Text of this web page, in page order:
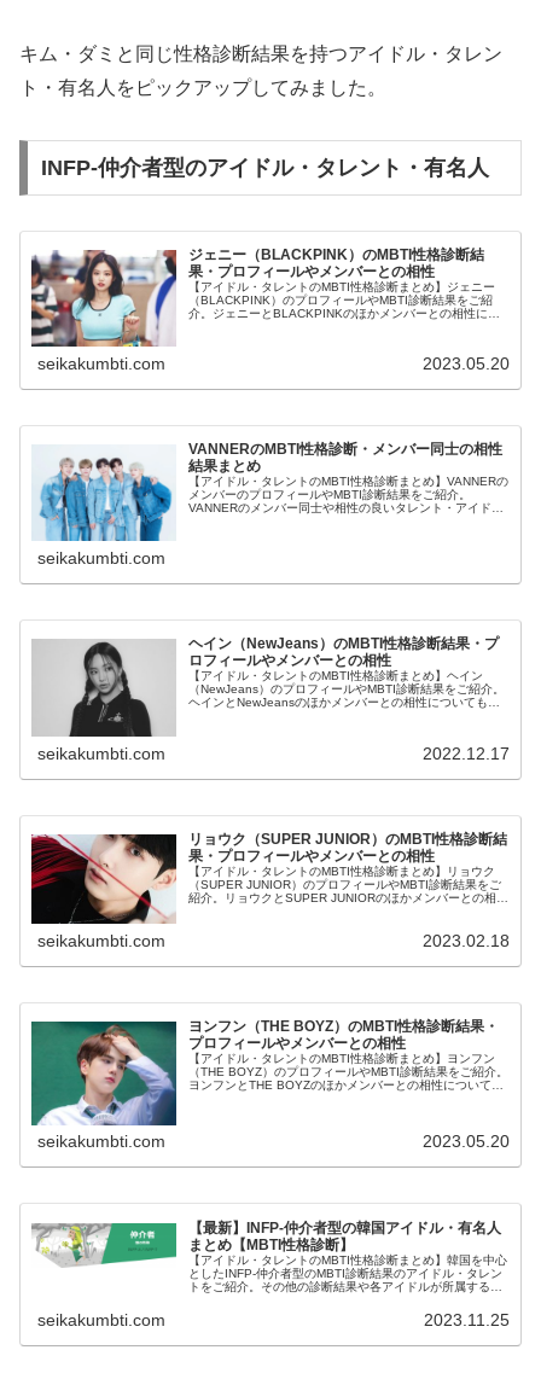
キム・ダミと同じ性格診断結果を持つアイドル・タレン
ト・有名人をピックアップしてみました。
INFP-仲介者型のアイドル・タレント・有名人
ジェニー（BLACKPINK）のMBTI性格診断結
果・プロフィールやメンバーとの相性
【アイドル・タレントのMBTI性格診断まとめ】ジェニー
（BLACKPINK）のプロフィールやMBTI診断結果をご紹
介。ジェニーとBLACKPINKのほかメンバーとの相性につ
seikakumbti.com 2023.05.20
VANNERのMBTI性格診断・メンバー同士の相性
結果まとめ
【アイドル・タレントのMBTI性格診断まとめ】VANNERの
メンバーのプロフィールやMBTI診断結果をご紹介。
VANNERのメンバー同士や相性の良いタレント・アイドル
seikakumbti.com
ヘイン（NewJeans）のMBTI性格診断結果・プ
ロフィールやメンバーとの相性
【アイドル・タレントのMBTI性格診断まとめ】ヘイン
（NewJeans）のプロフィールやMBTI診断結果をご紹介。
ヘインとNewJeansのほかメンバーとの相性についても紹
seikakumbti.com 2022.12.17
リョウク（SUPER JUNIOR）のMBTI性格診断結
果・プロフィールやメンバーとの相性
【アイドル・タレントのMBTI性格診断まとめ】リョウク
（SUPER JUNIOR）のプロフィールやMBTI診断結果をご
紹介。リョウクとSUPER JUNIORのほかメンバーとの相性
seikakumbti.com 2023.02.18
ヨンフン（THE BOYZ）のMBTI性格診断結果・
プロフィールやメンバーとの相性
【アイドル・タレントのMBTI性格診断まとめ】ヨンフン
（THE BOYZ）のプロフィールやMBTI診断結果をご紹介。
ヨンフンとTHE BOYZのほかメンバーとの相性についても
seikakumbti.com 2023.05.20
【最新】INFP-仲介者型の韓国アイドル・有名人
まとめ【MBTI性格診断】
【アイドル・タレントのMBTI性格診断まとめ】韓国を中心
としたINFP-仲介者型のMBTI診断結果のアイドル・タレン
トをご紹介。その他の診断結果や各アイドルが所属するグ
seikakumbti.com 2023.11.25